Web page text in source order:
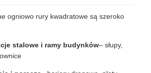
ogniowo rury kwadratowe są szeroko
stalowe i ramy budynków– słupy,